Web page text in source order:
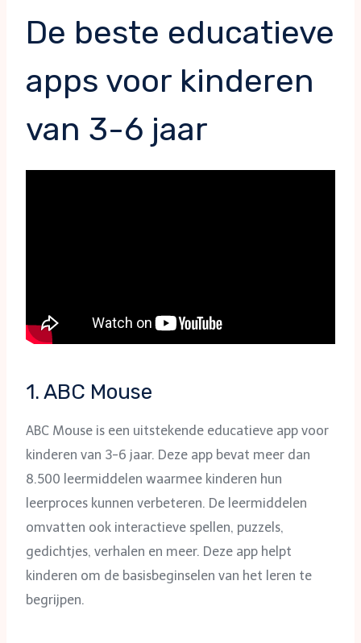
De beste educatieve
apps voor kinderen
van 3-6 jaar
1. ABC Mouse
ABC Mouse is een uitstekende educatieve app voor
kinderen van 3-6 jaar. Deze app bevat meer dan
8.500 leermiddelen waarmee kinderen hun
leerproces kunnen verbeteren. De leermiddelen
omvatten ook interactieve spellen, puzzels,
gedichtjes, verhalen en meer. Deze app helpt
kinderen om de basisbeginselen van het leren te
begrijpen.